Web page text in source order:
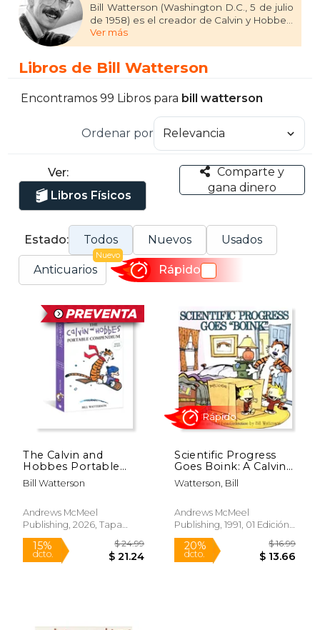
Bill Watterson (Washington D.C., 5 de julio
de 1958) es el creador de Calvin y Hobbes,
una de las tiras cómicas más populares y
apreciadas del siglo XX. Watterson dibujó
de 1985, hasta el 31 de diciembre de 1995.
persona más joven en ganar el prestigioso
destacado del año" de la National
Cartoonists Society. Volvió a ganar el
premio en 1988, y también fue nominado
Ver más
Libros de Bill Watterson
Encontramos 99 Libros para bill watterson
Ordenar por
Ver:
Libros Físicos
Comparte y
gana dinero
Estado: Todos Nuevos Usados
Anticuarios
Nuevo
Rápido
The Calvin and
Hobbes Portable
Compendium Set 7
Bill Watterson
Andrews McMeel
Publishing, 2026, Tapa
Blanda, Nuevo
Scientific Progress
Goes Boink: A Calvin
and Hobbes
Collection (a Calvin &
(en Inglés)
Watterson, Bill
Andrews McMeel
Publishing, 1991, 01 Edición,
Tapa Blanda, Nuevo